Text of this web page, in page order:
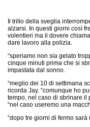
Il trillo della sveglia
alzarsi. In questi giorni così
volentieri ma il dovere
dare lavoro alla polizia.
“speriamo non sia gelato
cinque minuti prima che si
impastata dal sonno.
“meglio dei 10 di settimana
ricorda Jay. “comunque ho
tempo, nel caso di sbrinare il
“nel caso useremo una
“dopo tre giorni di fermo